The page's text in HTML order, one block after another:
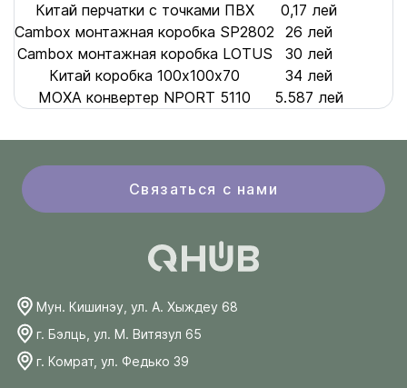
Китай перчатки с точками ПВХ
0,17 лей
Cambox монтажная коробка SP2802
26 лей
Cambox монтажная коробка LOTUS
30 лей
Китай коробка 100х100x70
34 лей
MOXA конвертер NPORT 5110
5.587 лей
Связаться с нами
Мун. Кишинэу, ул. А. Хыждеу 68
г. Бэлць, ул. М. Витязул 65
г. Комрат, ул. Федько 39